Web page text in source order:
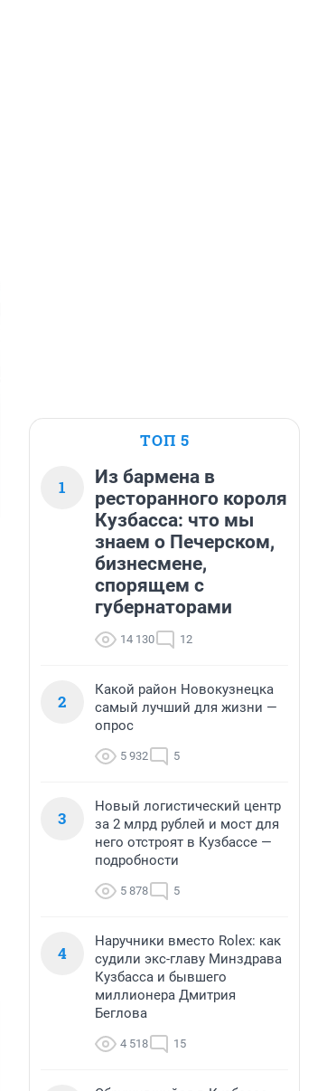
ТОП 5
1
Из бармена в
ресторанного короля
Кузбасса: что мы
знаем о Печерском,
бизнесмене,
спорящем с
губернаторами
14 130 12
2
Какой район Новокузнецка
самый лучший для жизни —
опрос
5 932 5
3
Новый логистический центр
за 2 млрд рублей и мост для
него отстроят в Кузбассе —
подробности
5 878 5
4
Наручники вместо Rolex: как
судили экс-главу Минздрава
Кузбасса и бывшего
миллионера Дмитрия
Беглова
4 518 15